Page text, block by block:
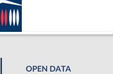
OPEN DATA